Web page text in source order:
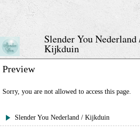
Skip
content
Slender You
Kijkduin
Preview
Sorry, you are not allowed to access this page.
Slender You Nederland / Kijkduin